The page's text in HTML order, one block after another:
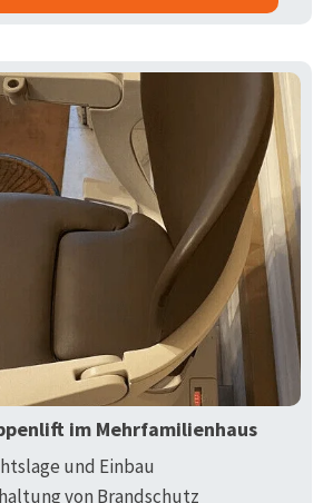
im Mehrfamilienhaus
und Einbau
von Brandschutz